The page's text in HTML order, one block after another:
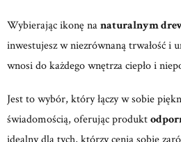
Wybierając ikonę nanaturalnym
inwestujesz w niezrównaną trwałość i
wnosi do każdego wnętrza ciepło i
Jest to wybór, który łączy w sobie
świadomością, oferując produkt